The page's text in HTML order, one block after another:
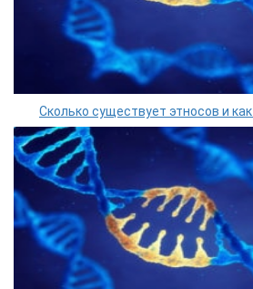
Сколько существует этносов и